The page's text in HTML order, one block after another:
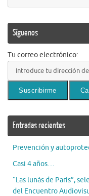
Síguenos
Tu correo electrónico:
Entradas recientes
Prevención y
Casi 4 años…
“Las lunás de París”,
del Encuentro